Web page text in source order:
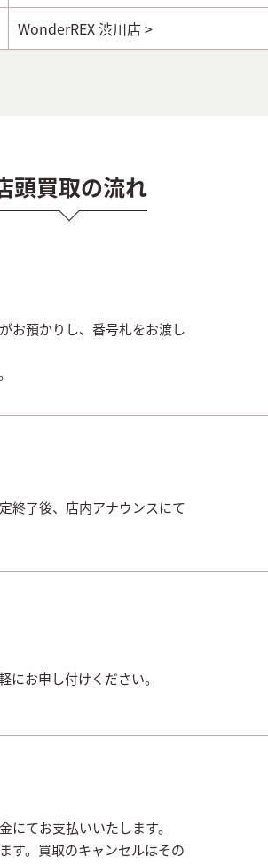
WonderREX 渋川店 >
頭買取の流れ
お預かりし、番号札をお渡し
終了後、店内アナウンスにて
お申し付けください。
てお支払いいたします。
す。買取のキャンセルはその